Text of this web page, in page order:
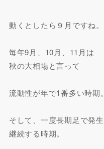
動くとしたら９月ですね。
毎年9月、10月、11月は
秋の大相場と言って
流動性が年で1番多い時期。
そして、一度長期足で発
継続する時期。